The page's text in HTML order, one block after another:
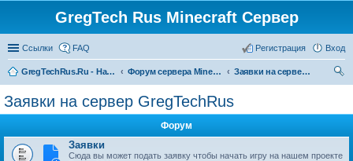
GregTech Rus Minecraft Сервер
Ссылки FAQ Вход
Регистрация
GregTechRus.Ru - На главную Форум сервера Minecraft Gregtech 1.7.10
Заявки на сервер GregTechRus
Заявки на сервер GregTechRus
Форум
Заявки
Сюда вы может подать заявку чтобы начать игру на нашем проекте